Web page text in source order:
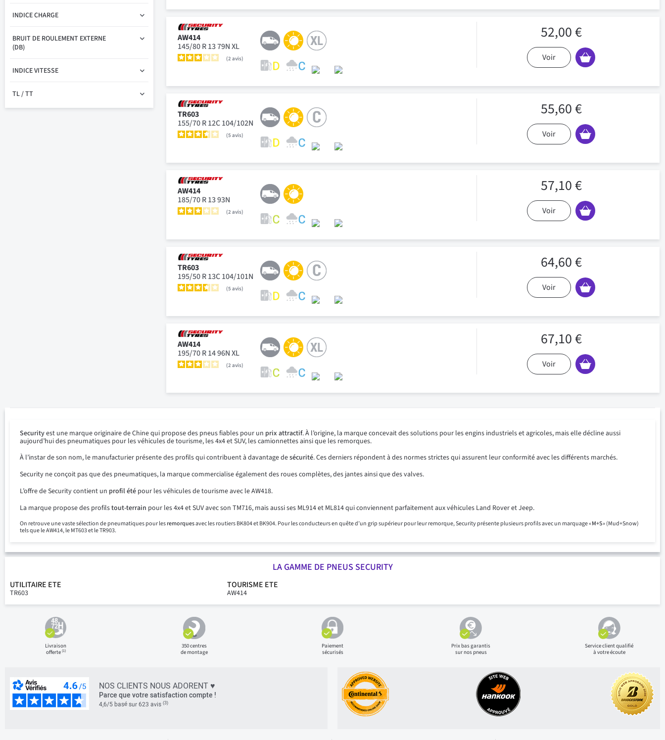
AW414
145/80 R 13 79N XL
2avis
52,00 €
Voir
TR603
155/70 R 12C 104/102N
5avis
55,60 €
Voir
AW414
185/70 R 13 93N
2avis
57,10 €
Voir
TR603
195/50 R 13C 104/101N
5avis
64,60 €
Voir
AW414
195/70 R 14 96N XL
2avis
67,10 €
Voir
INDICE CHARGE
BRUIT DE ROULEMENT EXTERNE
(DB)
INDICE VITESSE
TL / TT
Securityest une marque originaire de Chine qui propose des pneus fiables pour un prix attractif. À l’origine, la marque concevait des solutions pour les engins industriels et agricoles, mais elle décline aussi
aujourd’hui des pneumatiques pour les véhicules de tourisme, les 4x4 et SUV, les camionnettes ainsi que les remorques.
À l’instar de son nom, le manufacturier présente des profils qui contribuent à davantage desécurité. Ces derniers répondent à des normes strictes qui assurent leur conformité avec les différents marchés.
Security ne conçoit pas que des pneumatiques, la marque commercialise également des roues complètes, des jantes ainsi que des valves.
L’offre de Security contient un profil été pour les véhicules de tourisme avec le AW418.
La marque propose des profilstout-terrain pour les 4x4 et SUV avec son TM716, mais aussi ses ML914 et ML814 qui conviennent parfaitement aux véhicules Land Rover et Jeep.
On retrouve une vaste sélection de pneumatiques pour lesremorquesavec les routiers BK804 et BK904. Pour les conducteurs en quête d’un grip supérieur pour leur remorque, Security présente plusieurs profils avec un marquage «M+S» (Mud+Snow)
tels que le AW414, le MT603 et le TR903.
LA GAMME DE PNEUS SECURITY
UTILITAIRE ETE
TR603
TOURISME ETE
AW414
Livraison
offerte(1)
350 centres
de montage
Paiement
sécurisés
Prix basgarantis
sur nos pneus
Service client qualifié
à votre écoute
NOS CLIENTS NOUS ADORENT ♥
Parce que votre satisfaction compte !
4,6/5 basé sur 623 avis (3)